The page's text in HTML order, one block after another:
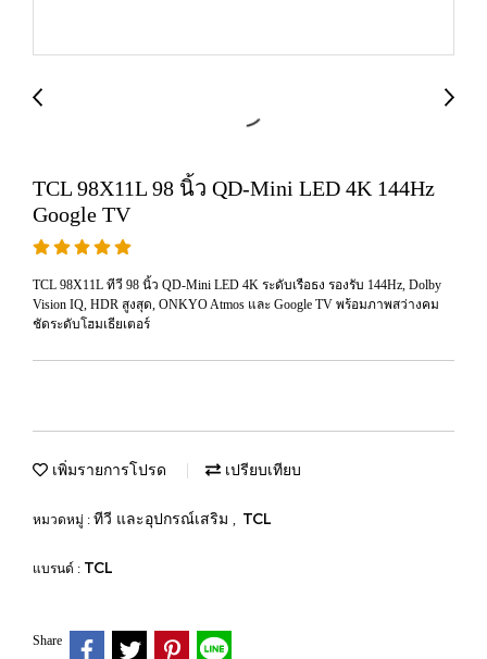
TCL 98X11L 98 นิ้ว QD-Mini LED 4K 144Hz
Google TV
TCL 98X11L ทีวี 98 นิ้ว QD-Mini LED 4K ระดับเรือธง รองรับ 144Hz, Dolby
Vision IQ, HDR สูงสุด, ONKYO Atmos และ Google TV พร้อมภาพสว่างคม
ชัดระดับโฮมเธียเตอร์
เพิ่มรายการโปรด เปรียบเทียบ
หมวดหมู่ : ทีวี และอุปกรณ์เสริม , TCL
แบรนด์ : TCL
Share